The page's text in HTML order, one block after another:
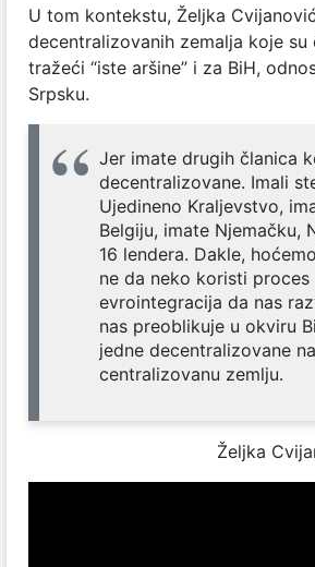
U tom kontekstu, Željka
decentralizovanih zemalja koje su
tražeći “iste aršine” i za BiH,
Srpsku.
Jer imate drugih članica
decentralizovane. Imali
Ujedineno Kraljevstvo,
Belgiju, imate Njemačku,
16 lendera. Dakle,
ne da neko koristi proces
evrointegracija da nas
nas preoblikuje u okviru
jedne decentralizovane
centralizovanu zemlju.
Željka